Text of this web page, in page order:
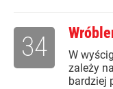
W
zależy
bardziej
34